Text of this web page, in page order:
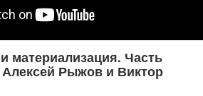
материализация. Часть
Алексей Рыжов и Виктор